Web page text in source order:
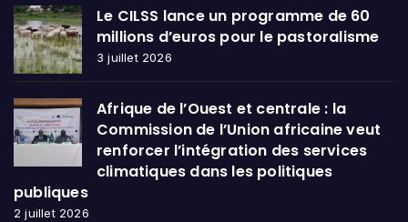
Le CILSS lance un programme de 60
millions d’euros pour le pastoralisme
3 juillet 2026
Afrique de l’Ouest et centrale : la
Commission de l’Union africaine veut
renforcer l’intégration des services
climatiques dans les politiques
publiques
2 juillet 2026